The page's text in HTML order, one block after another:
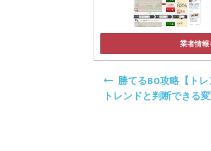
業者情報
投
勝てるBO攻略【トレ
トレンドと判断できる